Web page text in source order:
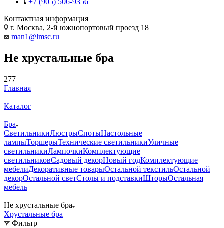
+7 (905) 506-9356
Контактная информация
г. Москва, 2-й южнопортовый проезд 18
man1@lmsc.ru
Не хрустальные бра
277
Главная
—
Каталог
—
Бра
СветильникиЛюстрыСпотыНастольные
лампыТоршерыТехнические светильникиУличные
светильникиЛампочкиКомплектующие
светильниковСадовый декорНовый годКомплектующие
мебелиДекоративные товарыОстальной текстильОстальной
декорОстальной светСтолы и подставкиШторыОстальная
мебель
—
Не хрустальные бра
Хрустальные бра
Фильтр